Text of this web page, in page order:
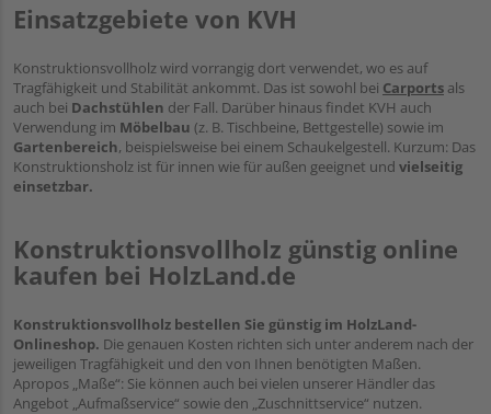
Einsatzgebiete von KVH
Konstruktionsvollholz wird vorrangig dort verwendet, wo es auf
Tragfähigkeit und Stabilität ankommt. Das ist sowohl bei Carports als
auch bei Dachstühlen der Fall. Darüber hinaus findet KVH auch
Verwendung im Möbelbau (z. B. Tischbeine, Bettgestelle) sowie im
Gartenbereich, beispielsweise bei einem Schaukelgestell. Kurzum: Das
Konstruktionsholz ist für innen wie für außen geeignet und vielseitig
einsetzbar.
Konstruktionsvollholz günstig online
kaufen bei HolzLand.de
Konstruktionsvollholz bestellen Sie günstig im HolzLand-
Onlineshop. Die genauen Kosten richten sich unter anderem nach der
jeweiligen Tragfähigkeit und den von Ihnen benötigten Maßen.
Apropos „Maße“: Sie können auch bei vielen unserer Händler das
Angebot „Aufmaßservice“ sowie den „Zuschnittservice“ nutzen.